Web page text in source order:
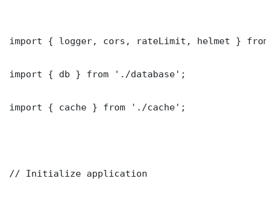
import { logger, cors, rateLimit, helmet } from
import { db } from './database';
import { cache } from './cache';
// Initialize application